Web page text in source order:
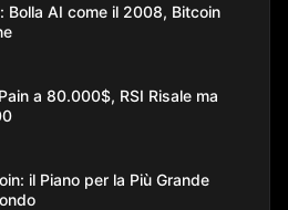
Bolla AI come il 2008, Bitcoin
a 80.000$, RSI Risale ma
il Piano per la Più Grande